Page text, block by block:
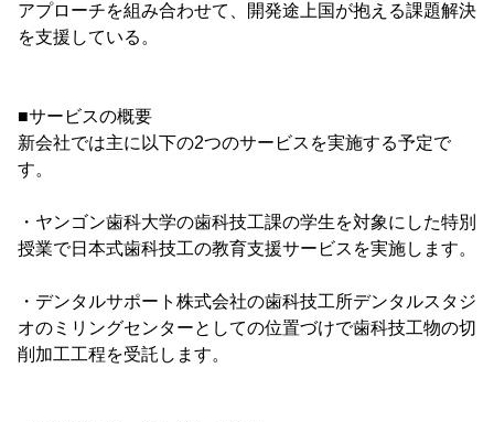
アプローチを組み合わせて、開発途上国が抱える課題解決
を支援している。
■サービスの概要
新会社では主に以下の2つのサービスを実施する予定で
す。
・ヤンゴン歯科大学の歯科技工課の学生を対象にした特別
授業で日本式歯科技工の教育支援サービスを実施します。
・デンタルサポート株式会社の歯科技工所デンタルスタジ
オのミリングセンターとしての位置づけで歯科技工物の切
削加工工程を受託します。